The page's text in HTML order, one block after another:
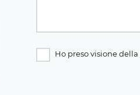
Ho preso visione della